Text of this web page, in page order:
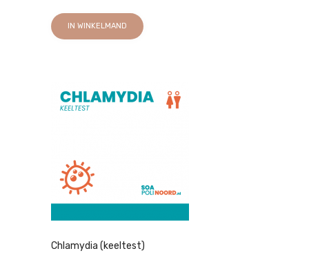
IN WINKELMAND
Chlamydia (keeltest)